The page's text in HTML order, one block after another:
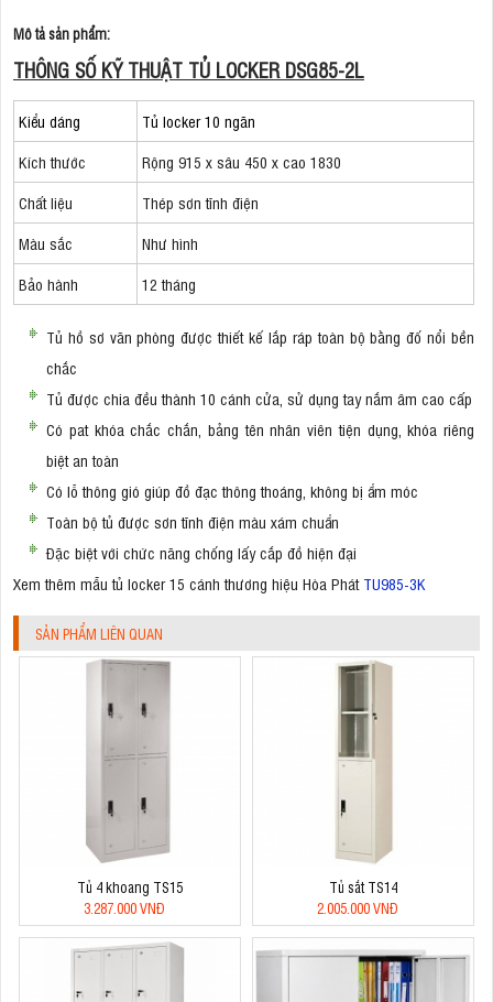
Mô tả sản phẩm:
THÔNG SỐ KỸ THUẬT TỦ LOCKER DSG85-2L
Kiểu dáng
Tủ locker 10 ngăn
Kích thước
Rộng 915 x sâu 450 x cao 1830
Chất liệu
Thép sơn tĩnh điện
Màu sắc
Như hình
Bảo hành
12 tháng
Tủ hồ sơ văn phòng được thiết kế lắp ráp toàn bộ bằng đố nổi bền
chắc
Tủ được chia đều thành 10 cánh cửa, sử dụng tay nắm âm cao cấp
Có pat khóa chắc chắn, bảng tên nhân viên tiện dụng, khóa riêng
biệt an toàn
Có lỗ thông gió giúp đồ đạc thông thoáng, không bị ẩm móc
Toàn bộ tủ được sơn tĩnh điện màu xám chuẩn
Đặc biệt với chức năng chống lấy cắp đồ hiện đại
Xem thêm mẫu tủ locker 15 cánh thương hiệu Hòa Phát TU985-3K
SẢN PHẨM LIÊN QUAN
Tủ 4 khoang TS15
3.287.000 VNĐ
Tủ sắt TS14
2.005.000 VNĐ